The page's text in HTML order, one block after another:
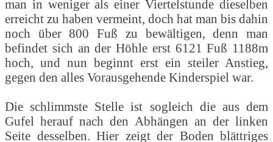
man in weniger als einer Viertelstunde dieselben
erreicht zu haben vermeint, doch hat man bis dahin
noch über 800 Fuß zu bewältigen, denn man
befindet sich an der Höhle erst 6121 Fuß 1188m
hoch, und nun beginnt erst ein steiler Anstieg,
gegen den alles Vorausgehende Kinderspiel war.
Die schlimmste Stelle ist sogleich die aus dem
Gufel herauf nach den Abhängen an der linken
Seite desselben. Hier zeigt der Boden blättriges